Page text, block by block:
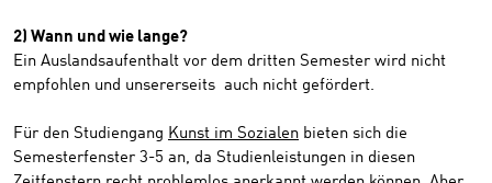
2) Wann und wie lange?
Ein Auslandsaufenthalt vor dem dritten Semester wird nicht
empfohlen und unsererseits auch nicht gefördert.
Für den Studiengang Kunst im Sozialen bieten sich die
Semesterfenster 3-5 an, da Studienleistungen in diesen